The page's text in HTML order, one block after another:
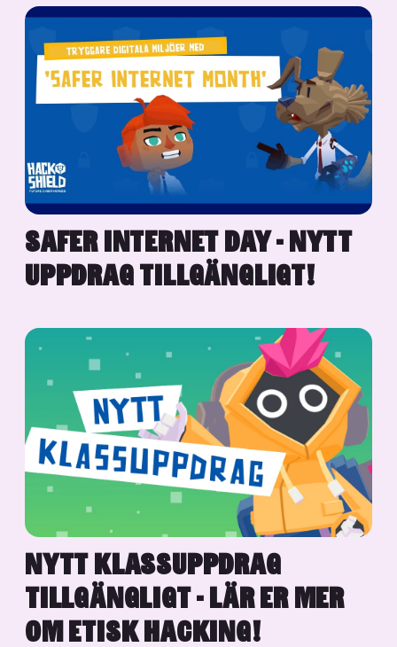
SAFER INTERNET DAY - NYTT
UPPDRAG TILLGÄNGLIGT!
NYTT KLASSUPPDRAG
TILLGÄNGLIGT - LÄR ER MER
OM ETISK HACKING!